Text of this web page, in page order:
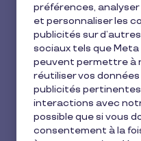
Prime
conditions
montant et
9 min de lecture
préférences,
et personnaliser les
publicités sur
sociaux tels que
peuvent permettre à
réutiliser vos
publicités pertinentes
interactions avec
possible que si vous
consentement à la